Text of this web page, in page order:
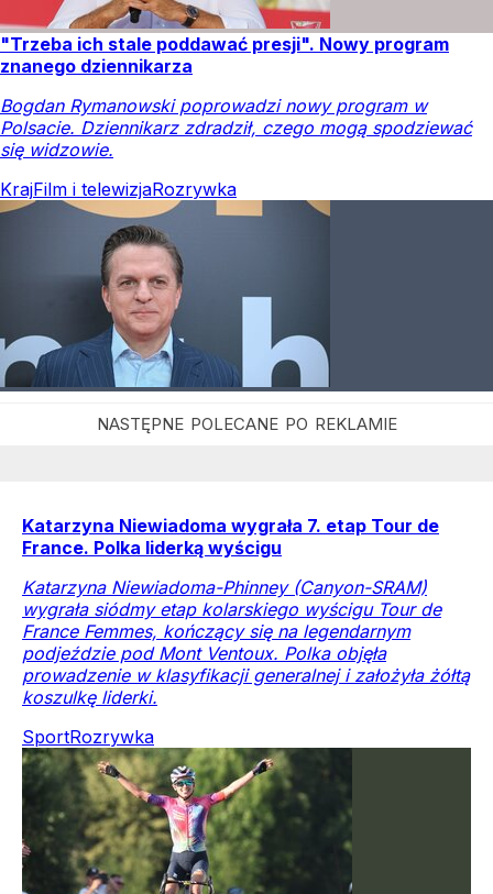
"Trzeba ich stale poddawać presji". Nowy program
znanego dziennikarza
Bogdan Rymanowski poprowadzi nowy program w
Polsacie. Dziennikarz zdradził, czego mogą spodziewać
się widzowie.
KrajFilm i telewizjaRozrywka
Katarzyna Niewiadoma wygrała 7. etap Tour de
France. Polka liderką wyścigu
Katarzyna Niewiadoma-Phinney (Canyon-SRAM)
wygrała siódmy etap kolarskiego wyścigu Tour de
France Femmes, kończący się na legendarnym
podjeździe pod Mont Ventoux. Polka objęła
prowadzenie w klasyfikacji generalnej i założyła żółtą
koszulkę liderki.
SportRozrywka